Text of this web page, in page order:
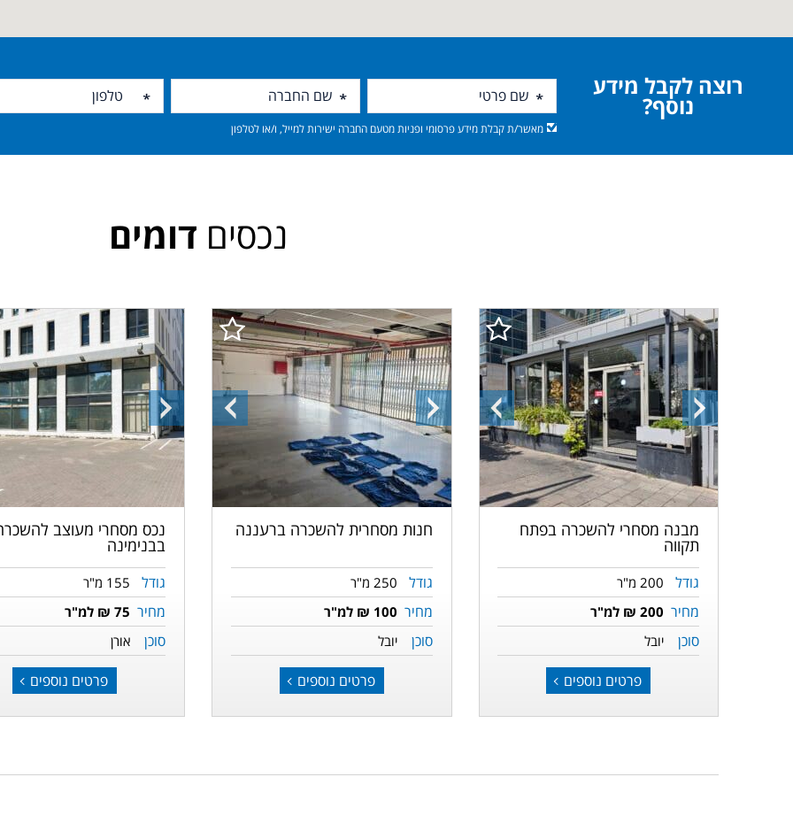
רוצה לקבל מידע
נוסף?
מאשר/ת קבלת מידע פרסומי ופניות מטעם החברה ישירות למייל, ו/או לטלפון
נכסים דומים
התמונה
הקודמת
התמונה
הבאה
מבנה מסחרי להשכרה בפתח
תקווה
גודל 200 מ"ר
מחיר 200 ₪ למ"ר
סוכן יובל
פרטים נוספים
התמונה
הקודמת
התמונה
הבאה
חנות מסחרית להשכרה ברעננה
גודל 250 מ"ר
מחיר 100 ₪ למ"ר
סוכן יובל
פרטים נוספים
התמונה
הבאה
נכס מסחרי מעוצב
בבנימינה
גודל 155 מ"ר
מחיר 75 ₪ למ"ר
סוכן אורן
פרטים נוספים